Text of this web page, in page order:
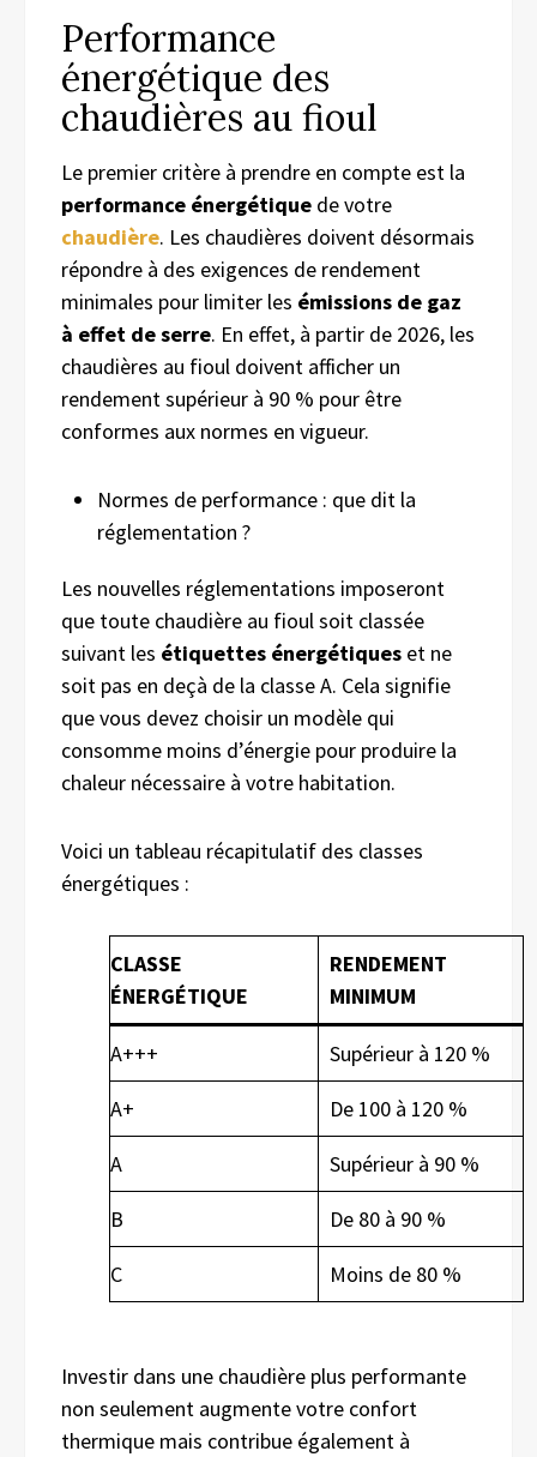
Performance
énergétique des
chaudières au fioul
Le premier critère à prendre en compte est la
performance énergétique de votre
chaudière. Les chaudières doivent désormais
répondre à des exigences de rendement
minimales pour limiter les émissions de gaz
à effet de serre. En effet, à partir de 2026, les
chaudières au fioul doivent afficher un
rendement supérieur à 90 % pour être
conformes aux normes en vigueur.
Normes de performance : que dit la
réglementation ?
Les nouvelles réglementations imposeront
que toute chaudière au fioul soit classée
suivant les étiquettes énergétiques et ne
soit pas en deçà de la classe A. Cela signifie
que vous devez choisir un modèle qui
consomme moins d’énergie pour produire la
chaleur nécessaire à votre habitation.
Voici un tableau récapitulatif des classes
énergétiques :
CLASSE
ÉNERGÉTIQUE
RENDEMENT
MINIMUM
A+++
Supérieur à 120 %
A+
De 100 à 120 %
A
Supérieur à 90 %
B
De 80 à 90 %
C
Moins de 80 %
Investir dans une chaudière plus performante
non seulement augmente votre confort
thermique mais contribue également à